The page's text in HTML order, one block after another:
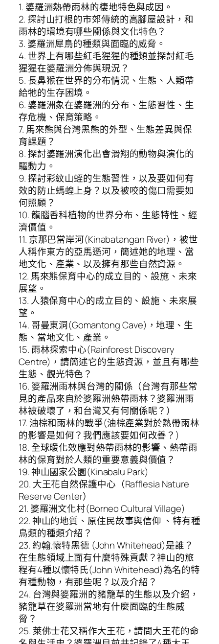
1. 婆羅洲熱帶雨林的棲地特色與成因。
2. 探討山打根的市郊傳統的高腳屋設計，和
雨林的環境有哪些關係與文化特色？
3. 婆羅洲犀鳥的種類與面臨的威脅。
4. 世界上有哪些紅毛猩猩的種類並探討紅毛
猩猩在婆羅洲分佈與現況？
5. 長鼻猴在世界的分布情況、生態、人類帶
給牠的生存困境。
6. 婆羅洲象在婆羅洲的分布、生態習性、生
存危機、保育策略。
7. 馬來熊與台灣黑熊的外型、生態差異與保
育課題？
8. 探討婆羅洲演化出會滑翔的動物與演化的
驅動力。
9. 探討彩紋山蛭的生態習性，以及要如何有
效的防止螞蝗上身？以及被咬的傷口需要如
何照顧？
10. 龍腦香科植物的世界分布、生態特性、經
濟價值。
11. 京那巴當岸河(Kinabatangan River)，被世
人稱作東方的亞馬遜河，簡述她的地理、當
地文化、產業、以及擁有那些自然資源。
12. 馬來熊保育中心的成立目的、設施、未來
展望。
13. 人猿保育中心的成立目的、設施、未來展
望。
14. 哥曼東洞(Gomantong Cave)，地理、生
態、當地文化、產業。
15. 雨林探索中心(Rainforest Discovery
Centre)，請簡述它的生態資源，並且有哪些
生態、觀光特色？
16. 婆羅洲雨林與台灣的關係（台灣有那些常
見的產品來自於婆羅洲熱帶雨林？婆羅洲雨
林被破壞了，和台灣又有何關係呢？）
17. 油棕和雨林的戰爭(油棕產業對於熱帶雨林
的影響是如何？我們應該要如何改善？)
18. 全球暖化效應對熱帶雨林的影響、熱帶雨
林的保育對於人類的重要意義與價值？
19. 神山國家公園(Kinabalu Park)
20. 大王花自然保護中心（Rafflesia Nature
Reserve Center）
21. 婆羅洲文化村(Borneo Cultural Village)
22. 神山的地質、原住民故事與信仰 、特有種
鳥類的種類介紹？
23. 約翰.懷特黑德 (John Whitehead)是誰？
在生態領域上面有什麼特殊貢獻？神山的旅
程有4種以懷特氏(John Whitehead)為名的特
有種動物，有那些呢？以及介紹？
24. 台灣與婆羅洲的豬籠草的生態以及介紹，
豬籠草在婆羅洲當地有什麼面臨的生態威
脅？
25. 萊佛士花又稱作大王花，請問大王花的命